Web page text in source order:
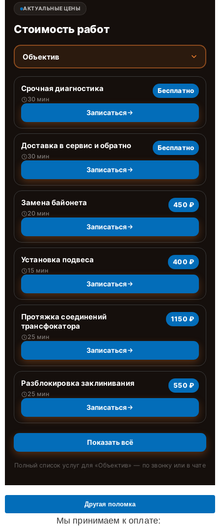
АКТУАЛЬНЫЕ ЦЕНЫ
Стоимость работ
Объектив
Срочная диагностика
30 мин
Бесплатно
Записаться
Доставка в сервис и обратно
30 мин
Бесплатно
Записаться
Замена байонета
20 мин
450 ₽
Записаться
Установка подвеса
15 мин
400 ₽
Записаться
Протяжка соединений
трансфокатора
25 мин
1150 ₽
Записаться
Разблокировка заклинивания
25 мин
550 ₽
Записаться
Показать всё
Полный список услуг для «Объектив» — по звонку или в чате
Мы принимаем к оплате:
Другая поломка